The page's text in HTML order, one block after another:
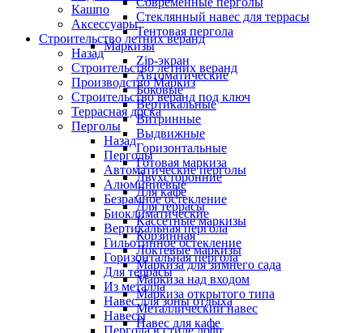
Стеклянный навес для террасы
Тентовая пергола
Маркизы
Zip-экран
Автоматические
Боковые
Вертикальные
Витринные
Выдвижные
Горизонтальные
Готовая маркиза
Двухсторонние
Для кафе
Для террасы
Кассетные маркизы
Корзинная
Локтевые маркизы
Маркиза для зимнего сада
Маркиза над входом
Маркиза открытого типа
Металлический навес
Навес для кафе
Кашпо
Аксессуары
Строительство летних веранд
Назад
Строительство летних веранд
Производство Маркиз
Строительство веранд под ключ
Террасная доска
Перголы
Назад
Перголы
Автоматические перголы
Алюминиевые
Безрамное остекление
Биоклиматические
Вертикальная пергола
Гильотинное остекление
Горизонтальная пергола
Для террасы
Из металла
Навес для зоны отдыха
Навесы
Пергола в стиле лофт